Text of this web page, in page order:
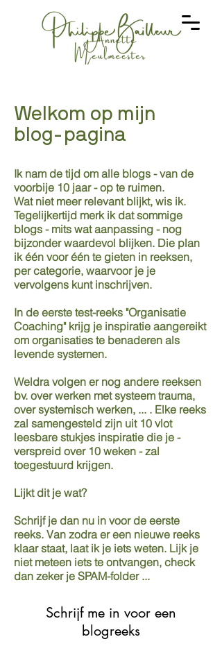
Welkom op mijn
blog-pagina
Ik nam de tijd om alle blogs - van de
voorbije 10 jaar - op te ruimen.
Wat niet meer relevant blijkt, wis ik.
Tegelijkertijd merk ik dat sommige
blogs - mits wat aanpassing - nog
bijzonder waardevol blijken. Die plan
ik één voor één te gieten in reeksen,
per categorie, waarvoor je je
vervolgens kunt inschrijven.
In de eerste test-reeks "Organisatie
Coaching" krijg je inspiratie aangereikt
om organisaties te benaderen als
levende systemen.
Weldra volgen er nog andere reeksen
bv. over werken met systeem trauma,
over systemisch werken, ... . Elke reeks
zal samengesteld zijn uit 10 vlot
leesbare stukjes inspiratie die je -
verspreid over 10 weken - zal
toegestuurd krijgen.
Lijkt dit je wat?
Schrijf je dan nu in voor de eerste
reeks. Van zodra er een nieuwe reeks
klaar staat, laat ik je iets weten. Lijk je
niet meteen iets te ontvangen, check
dan zeker je SPAM-folder ...
Schrijf me in voor een
blogreeks